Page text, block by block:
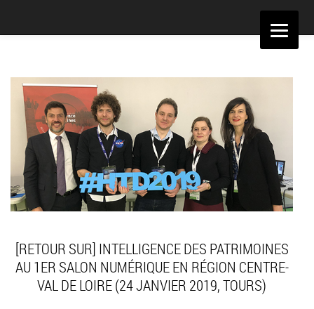
Aller
[RETOUR SUR] INTELLIGENCE DES PATRIMOINES
AU 1ER SALON NUMÉRIQUE EN RÉGION CENTRE-
VAL DE LOIRE (24 JANVIER 2019, TOURS)